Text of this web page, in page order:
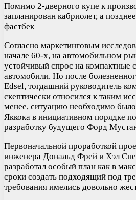
Помимо 2-дверного купе к
запланирован кабриолет, а
фастбек
Согласно маркетинговым
начале 60-х, на автомобильном
устойчивый спрос на компактные
автомобили. Но после
Edsel, тогдашний руководитель
скептически относился к таким
менее, ситуацию необходимо
Яккока в инициативном порядке
разработку будущего Форд
Первоначальной проработкой
инженера Дональд Фрей и Хэл
разработал особый план как в
сроки создать подходящий под
требования имелись довольно